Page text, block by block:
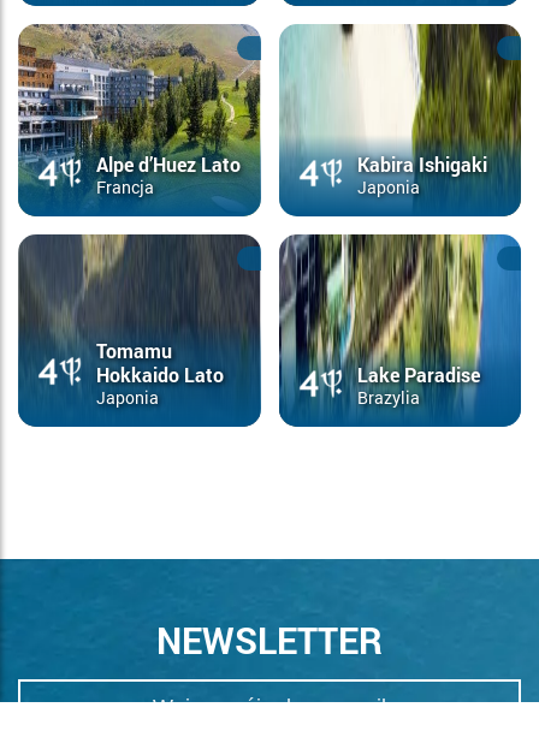
Alpe d’Huez Lato
Francja
Kabira Ishigaki
Japonia
Tomamu
Hokkaido Lato
Japonia
Lake Paradise
Brazylia
NEWSLETTER